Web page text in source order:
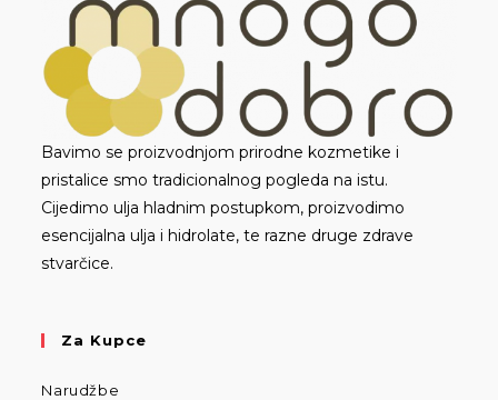
Bavimo se proizvodnjom prirodne kozmetike i
pristalice smo tradicionalnog pogleda na istu.
Cijedimo ulja hladnim postupkom, proizvodimo
esencijalna ulja i hidrolate, te razne druge zdrave
stvarčice.
Za Kupce
Narudžbe